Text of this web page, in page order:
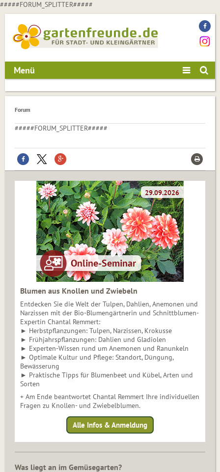
#####FORUM_SPLITTER#####
Menü
Forum
#####FORUM_SPLITTER#####
Blumen aus Knollen und Zwiebeln
Entdecken Sie die Welt der Tulpen, Dahlien, Anemonen und
Narzissen mit der Bio-Blumengärtnerin und Schnittblumen-
Expertin Chantal Remmert:
► Herbstpflanzungen: Tulpen, Narzissen, Krokusse
► Frühjahrspflanzungen: Dahlien und Gladiolen
► Experten-Wissen rund um Anemonen und Ranunkeln
► Optimale Kultur und Pflege: Standort, Düngung,
Bewässerung
► Praktische Tipps für Blumenbeet und Kübel, Arten und
Sorten
+ Am Ende beantwortet Chantal Remmert Ihre individuellen
Fragen zu Knollen- und Zwiebelblumen.
Alle Infos & Anmeldung
Was liegt an im Gemüsegarten?